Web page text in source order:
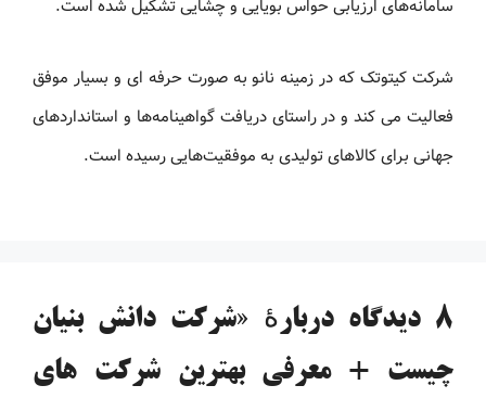
سامانه‌های ارزیابی حواس بویایی و چشایی تشکیل شده است.
شرکت کیتوتک که در زمینه نانو به صورت حرفه ای و بسیار موفق
فعالیت می کند و در راستای دریافت گواهینامه‌ها و استانداردهای
جهانی برای کالاهای تولیدی به موفقیت‌هایی رسیده است.
8 دیدگاه دربارهٔ «شرکت دانش بنیان
چیست + معرفی بهترین شرکت های